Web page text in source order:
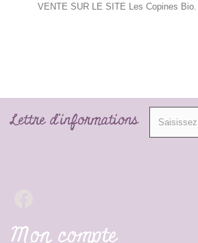
VENTE SUR LE SITE Les Copines Bio.
Lettre d'informations
Mon compte